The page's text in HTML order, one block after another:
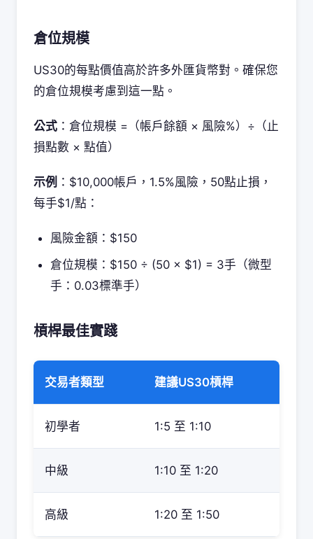
倉位規模
US30的每點價值高於許多外匯貨幣對。確保您
的倉位規模考慮到這一點。
公式 ：倉位規模 =（帳戶餘額 × 風險%）÷（止
損點數 × 點值）
示例 ：$10,000帳戶，1.5%風險，50點止損，
每手$1/點：
風險金額：$150
倉位規模：$150 ÷ (50 × $1) = 3手（微型
手：0.03標準手）
槓桿最佳實踐
交易者類型 建議US30槓桿
初學者 1:5 至 1:10
中級 1:10 至 1:20
高級 1:20 至 1:50